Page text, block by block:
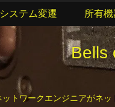
Bells
ットワークエンジニアがネ
システム変遷 所有機